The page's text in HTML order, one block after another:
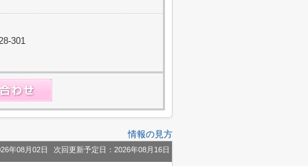
301
情報の見方
年08月02日 次回更新予定日：2026年08月16日